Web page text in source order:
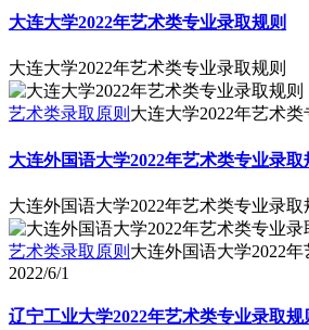
大连大学2022年艺术类专业录取规则
大连大学2022年艺术类专业录取规则
艺术类录取原则 大连大学2022年艺术类
大连外国语大学2022年艺术类专业录取
大连外国语大学2022年艺术类专业录取
艺术类录取原则 大连外国语大学2022
2022/6/1
辽宁工业大学2022年艺术类专业录取规